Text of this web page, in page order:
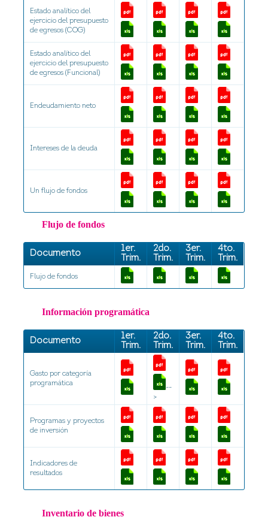
Estado analítico del
ejercicio del presupuesto
de egresos (COG)
Estado analítico del
ejercicio del presupuesto
de egresos (Funcional)
Endeudamiento neto
Intereses de la deuda
Un flujo de fondos
Flujo de fondos
Documento
1er.
Trim.
2do.
Trim.
3er.
Trim.
4to.
Trim.
Flujo de fondos
Información programática
Documento
1er.
Trim.
2do.
Trim.
3er.
Trim.
4to.
Trim.
Gasto por categoría
programática
--
>
Programas y proyectos
de inversión
Indicadores de
resultados
Inventario de bienes